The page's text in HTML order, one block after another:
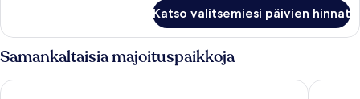
ei
ikkunoita
kuvat
economy-
huone
(kaksi
sänkyä),
ei
Katso valitsemiesi päivien hinnat
Samankaltaisia majoituspaikkoja
Villa Bonda Apart